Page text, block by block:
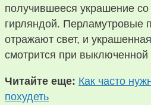
получившееся украшение со
гирляндой. Перламутровые
отражают свет, и
смотрится при
Читайте еще: Как часто
похудеть